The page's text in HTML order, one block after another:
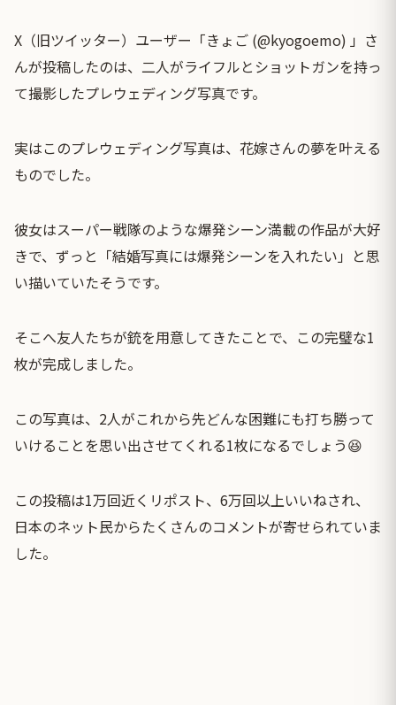
X（旧ツイッター）ユーザー「きょご (@kyogoemo) 」さ
んが投稿したのは、二人がライフルとショットガンを持っ
て撮影したプレウェディング写真です。
実はこのプレウェディング写真は、花嫁さんの夢を叶える
ものでした。
彼女はスーパー戦隊のような爆発シーン満載の作品が大好
きで、ずっと「結婚写真には爆発シーンを入れたい」と思
い描いていたそうです。
そこへ友人たちが銃を用意してきたことで、この完璧な1
枚が完成しました。
この写真は、2人がこれから先どんな困難にも打ち勝って
いけることを思い出させてくれる1枚になるでしょう😆
この投稿は1万回近くリポスト、6万回以上いいねされ、
日本のネット民からたくさんのコメントが寄せられていま
した。